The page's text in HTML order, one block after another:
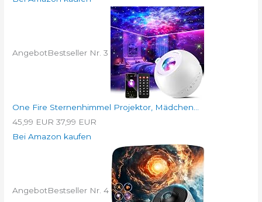
AngebotBestseller Nr. 3
One Fire Sternenhimmel Projektor, Mädchen...
45,99 EUR 37,99 EUR
Bei Amazon kaufen
AngebotBestseller Nr. 4